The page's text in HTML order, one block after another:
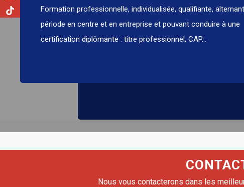
Formation professionnelle, individualisée, qualifiante, alternant
période en centre et en entreprise et pouvant conduire à une
certification diplômante : titre professionnel, CAP…
Ambiance et cohésion
Fierté de la réalisation
Aventure humaine
Nous vous contacterons dans les